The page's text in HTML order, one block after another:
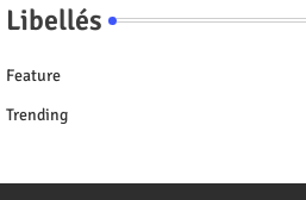
Libellés
Feature
Trending